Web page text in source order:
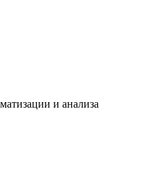
и анализа